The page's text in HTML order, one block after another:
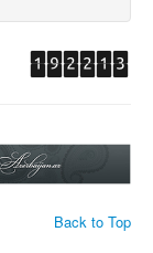
Back to Top